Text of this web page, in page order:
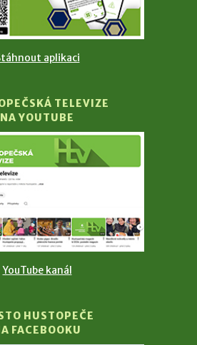
aplikaci
TELEVIZE
NA YOUTUBE
YouTube kanál
HUSTOPEČE
FACEBOOKU